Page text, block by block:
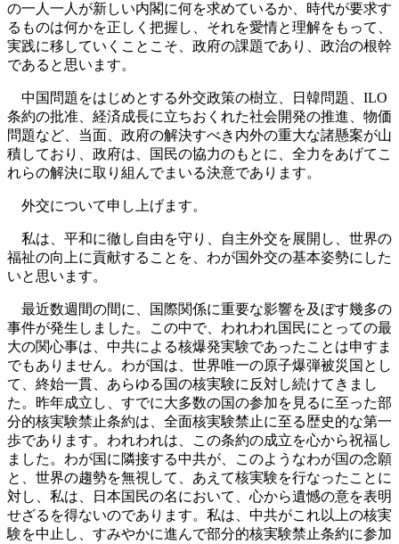
の一人一人が新しい内閣に何を求めているか、時代が要求す
るものは何かを正しく把握し、それを愛情と理解をもって、
実践に移していくことこそ、政府の課題であり、政治の根幹
であると思います。
中国問題をはじめとする外交政策の樹立、日韓問題、ILO
条約の批准、経済成長に立ちおくれた社会開発の推進、物価
問題など、当面、政府の解決すべき内外の重大な諸懸案が山
積しており、政府は、国民の協力のもとに、全力をあげてこ
れらの解決に取り組んでまいる決意であります。
外交について申し上げます。
私は、平和に徹し自由を守り、自主外交を展開し、世界の
福祉の向上に貢献することを、わが国外交の基本姿勢にした
いと思います。
最近数週間の間に、国際関係に重要な影響を及ぼす幾多の
事件が発生しました。この中で、われわれ国民にとっての最
大の関心事は、中共による核爆発実験であったことは申すま
でもありません。わが国は、世界唯一の原子爆弾被災国とし
て、終始一貫、あらゆる国の核実験に反対し続けてきまし
た。昨年成立し、すでに大多数の国の参加を見るに至った部
分的核実験禁止条約は、全面核実験禁止に至る歴史的な第一
歩であります。われわれは、この条約の成立を心から祝福し
ました。わが国に隣接する中共が、このようなわが国の念願
と、世界の趨勢を無視して、あえて核実験を行なったことに
対し、私は、日本国民の名において、心から遺憾の意を表明
せざるを得ないのであります。私は、中共がこれ以上の核実
験を中止し、すみやかに進んで部分的核実験禁止条約に参加